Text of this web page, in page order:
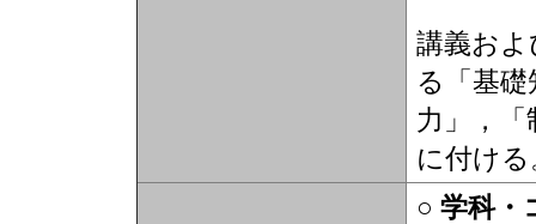
講義お
る「基
力」，
に付ける
○ 学科・